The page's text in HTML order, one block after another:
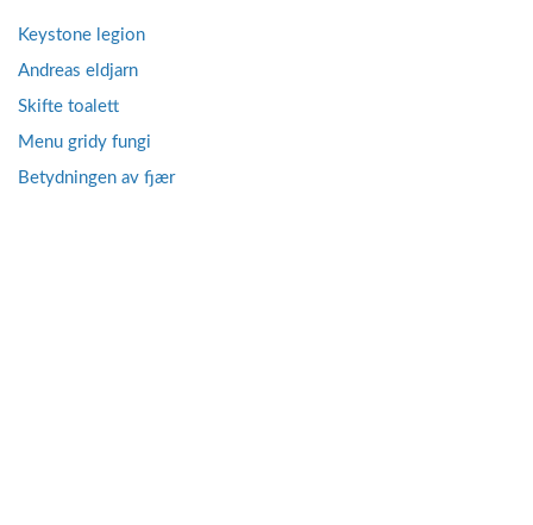
Keystone legion
Andreas eldjarn
Skifte toalett
Menu gridy fungi
Betydningen av fjær